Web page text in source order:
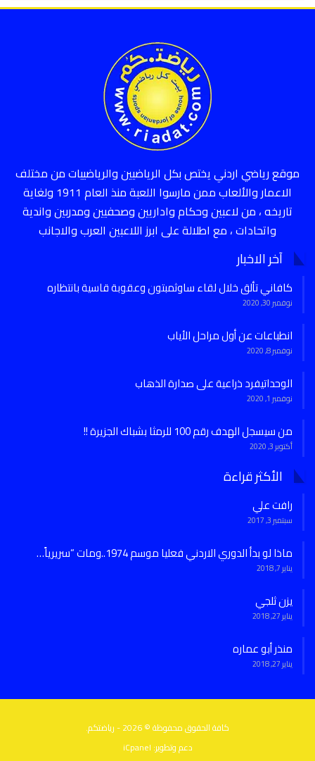
موقع رياضي اردني يختص بكل الرياضيين والرياضييات من مختلف
الاعمار والألعاب ممن مارسوا اللعبة منذ العام 1911 ولغاية
تاريخه ، من لاعبين وحكام واداريين وصحفيين ومدربين واندية
واتحادات ، مع اطلالة على ابرز اللاعبين العرب والاجانب
آخر الاخبار
كافاني تألق خلال لقاء ساوثمبتون وعقوبة قاسية بانتظاره
نوفمبر 30, 2020
انطباعات عن أول مراحل الأياب
نوفمبر 8, 2020
الوحداتيفرد ذراعية على صدارة الذهاب
نوفمبر 1, 2020
من سيسجل الهدف رقم 100 للرمثا بشباك الجزيرة !!
أكتوبر 3, 2020
الأكثر قراءة
رافت علي
سبتمبر 3, 2017
ماذا لو بدأ الدوري الاردني فعليا موسم 1974..ومات “سريرياً…
يناير 7, 2018
يزن ثلجي
يناير 27, 2018
منذر أبو عماره
يناير 27, 2018
كافة الحقوق محفوظة © 2026 - رياضتكم.
دعم وتطوير: iCpanel